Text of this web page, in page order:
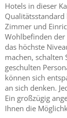
Hotels in dieser
Qualitätsstandard
Zimmer und
Wohlbefinden
das höchste
machen, schalten
geschulten
können sich
an sich denken.
Ein großzügig
Ihnen die